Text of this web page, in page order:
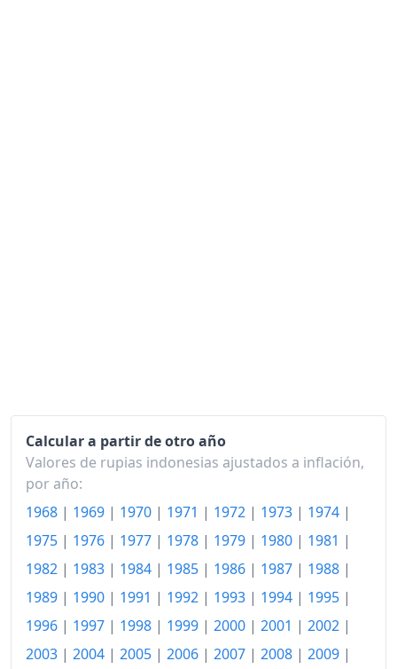
2013
996.24
2015
1,127.40
2016
1,167.15
2017
1,211.60
2018
1,250.35
Calcular a partir de otro año
Valores de rupias indonesias ajustados a inflación,
por año:
1968 | 1969 | 1970 | 1971 | 1972 | 1973 | 1974 |
1975 | 1976 | 1977 | 1978 | 1979 | 1980 | 1981 |
1982 | 1983 | 1984 | 1985 | 1986 | 1987 | 1988 |
1989 | 1990 | 1991 | 1992 | 1993 | 1994 | 1995 |
1996 | 1997 | 1998 | 1999 | 2000 | 2001 | 2002 |
2003 | 2004 | 2005 | 2006 | 2007 | 2008 | 2009 |